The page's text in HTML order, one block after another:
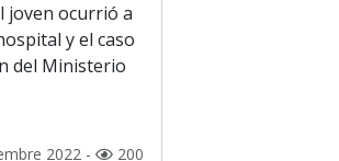
joven ocurrió a
y el caso
del Ministerio
2022 - 200